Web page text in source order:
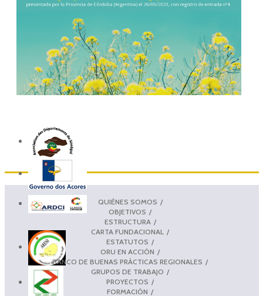
QUIÉNES SOMOS
OBJETIVOS
ESTRUCTURA
CARTA FUNDACIONAL
ESTATUTOS
ORU EN ACCIÓN
BANCO DE BUENAS PRÁCTICAS REGIONALES
GRUPOS DE TRABAJO
PROYECTOS
FORMACIÓN